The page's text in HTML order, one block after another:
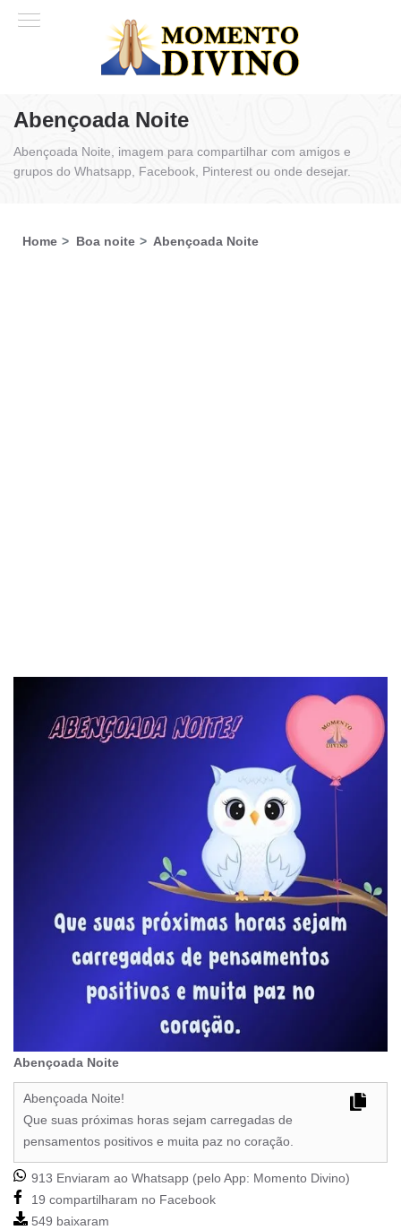
Abençoada Noite
Abençoada Noite, imagem para compartilhar com amigos e
grupos do Whatsapp, Facebook, Pinterest ou onde desejar.
Home Boa noite Abençoada Noite
Abençoada Noite
Abençoada Noite!
Que suas próximas horas sejam carregadas de
pensamentos positivos e muita paz no coração.
913 Enviaram ao Whatsapp (pelo App: Momento Divino)
19 compartilharam no Facebook
549 baixaram